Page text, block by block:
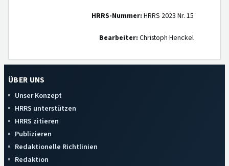
HRRS-Nummer: HRRS 2023 Nr. 15
Bearbeiter: Christoph Henckel
ÜBER UNS
Unser Konzept
HRRS unterstützen
HRRS zitieren
Publizieren
Redaktionelle Richtlinien
Redaktion